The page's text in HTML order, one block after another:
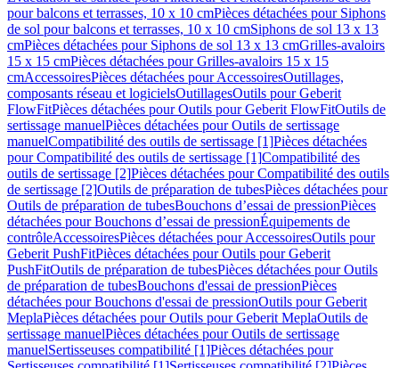
pour balcons et terrasses, 10 x 10 cmPièces détachées pour Siphons
de sol pour balcons et terrasses, 10 x 10 cmSiphons de sol 13 x 13
cmPièces détachées pour Siphons de sol 13 x 13 cmGrilles-avaloirs
15 x 15 cmPièces détachées pour Grilles-avaloirs 15 x 15
cmAccessoiresPièces détachées pour AccessoiresOutillages,
composants réseau et logicielsOutillagesOutils pour Geberit
FlowFitPièces détachées pour Outils pour Geberit FlowFitOutils de
sertissage manuelPièces détachées pour Outils de sertissage
manuelCompatibilité des outils de sertissage [1]Pièces détachées
pour Compatibilité des outils de sertissage [1]Compatibilité des
outils de sertissage [2]Pièces détachées pour Compatibilité des outils
de sertissage [2]Outils de préparation de tubesPièces détachées pour
Outils de préparation de tubesBouchons d’essai de pressionPièces
détachées pour Bouchons d’essai de pressionÉquipements de
contrôleAccessoiresPièces détachées pour AccessoiresOutils pour
Geberit PushFitPièces détachées pour Outils pour Geberit
PushFitOutils de préparation de tubesPièces détachées pour Outils
de préparation de tubesBouchons d'essai de pressionPièces
détachées pour Bouchons d'essai de pressionOutils pour Geberit
MeplaPièces détachées pour Outils pour Geberit MeplaOutils de
sertissage manuelPièces détachées pour Outils de sertissage
manuelSertisseuses compatibilité [1]Pièces détachées pour